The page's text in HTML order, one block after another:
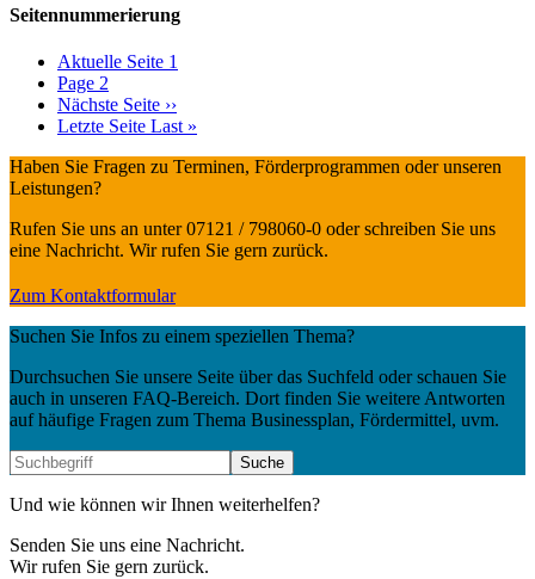
Seitennummerierung
Aktuelle Seite 1
Page 2
Nächste Seite ››
Letzte Seite Last »
Haben Sie Fragen zu Terminen, Förderprogrammen oder unseren
Leistungen?
Rufen Sie uns an unter 07121 / 798060-0 oder schreiben Sie uns
eine Nachricht. Wir rufen Sie gern zurück.
Zum Kontaktformular
Suchen Sie Infos zu einem speziellen Thema?
Durchsuchen Sie unsere Seite über das Suchfeld oder schauen Sie
auch in unseren FAQ-Bereich. Dort finden Sie weitere Antworten
auf häufige Fragen zum Thema Businessplan, Fördermittel, uvm.
Und wie können wir Ihnen weiterhelfen?
Senden Sie uns eine Nachricht.
Wir rufen Sie gern zurück.